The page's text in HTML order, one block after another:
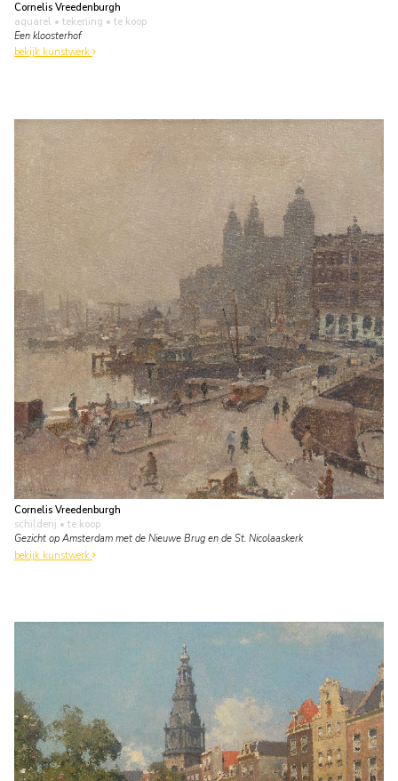
Cornelis Vreedenburgh
aquarel • tekening • te koop
Een kloosterhof
bekijk kunstwerk
Cornelis Vreedenburgh
schilderij • te koop
Gezicht op Amsterdam met de Nieuwe Brug en de St. Nicolaaskerk
bekijk kunstwerk